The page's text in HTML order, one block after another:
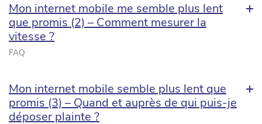
Mon internet mobile me semble plus lent
que promis (2) – Comment mesurer la
vitesse ?
FAQ
Mon internet mobile semble plus lent que
promis (3) – Quand et auprès de qui puis-je
déposer plainte ?